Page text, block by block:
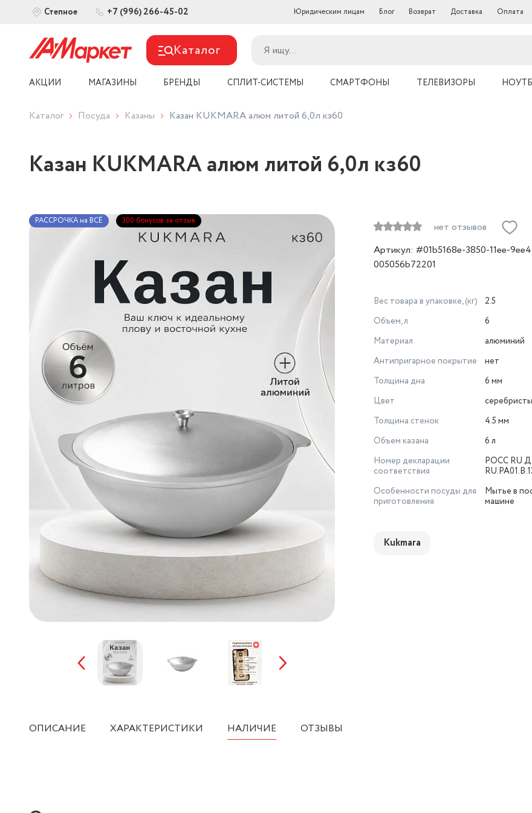
Степное +7 (996) 266-45-02 Юридическим лицам Блог Возврат Доставка Оплата
Каталог
АКЦИИ МАГАЗИНЫ БРЕНДЫ СПЛИТ-СИСТЕМЫ СМАРТФОНЫ ТЕЛЕВИЗОРЫ
Каталог Посуда Казаны Казан KUKMARA алюм литой 6,0л кз60
Казан KUKMARA алюм литой 6,0л кз60
РАССРОЧКА на ВСЁ 300 бонусов за отзыв
нет отзывов
Артикул: #01b5168e-3850-11ee-
005056b72201
Вес товара в упаковке, (кг)
2.5
Объем, л
6
Материал
алюминий
Антипригарное покрытие
нет
Толщина дна
6 мм
Цвет
Толщина стенок
4.5 мм
Объем казана
6 л
Номер декларации
соответствия
РОСС RU
Особенности посуды для
приготовления
Мытье в
машине
Kukmara
ОПИСАНИЕ ХАРАКТЕРИСТИКИ НАЛИЧИЕ ОТЗЫВЫ